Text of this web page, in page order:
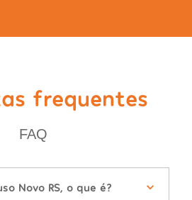
frequentes
FAQ
Novo RS, o que é?